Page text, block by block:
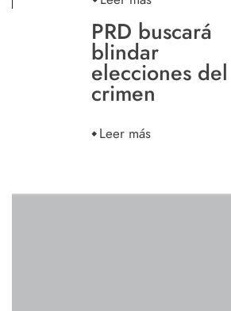
PRD buscará
blindar
elecciones del
crimen
Leer más